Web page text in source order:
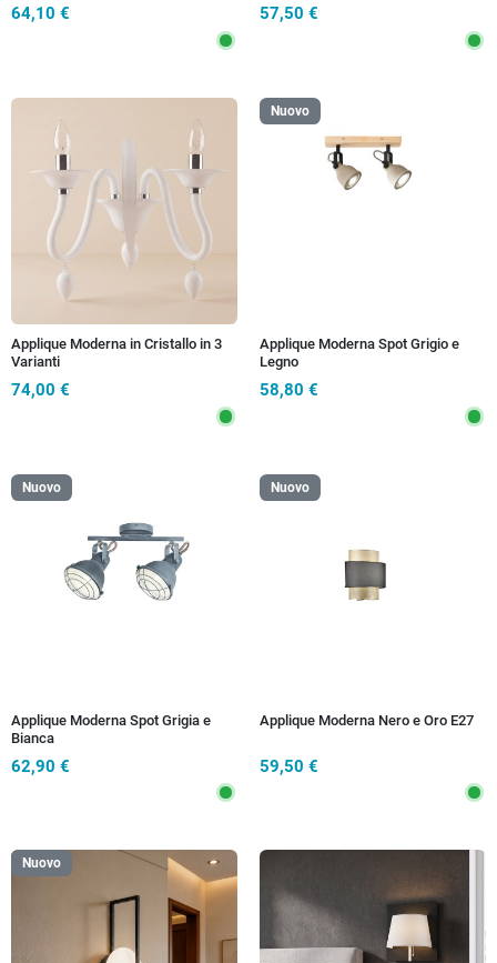
64,10 € 57,50 €
Applique Moderna in Cristallo in 3
Varianti
74,00 €
Nuovo
Applique Moderna Spot Grigio e
Legno
58,80 €
Nuovo
Applique Moderna Spot Grigia e
Bianca
62,90 €
Nuovo
Applique Moderna Nero e Oro E27
59,50 €
Nuovo